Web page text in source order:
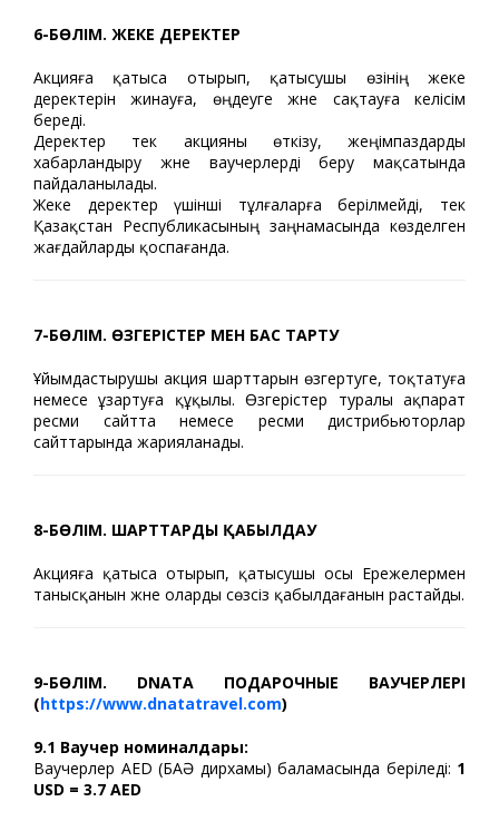
6-БӨЛІМ. ЖЕКЕ ДЕРЕКТЕР
Акцияға қатыса отырып, қатысушы өзінің жеке
деректерін жинауға, өңдеуге және сақтауға келісім
береді.
Деректер тек акцияны өткізу, жеңімпаздарды
хабарландыру және ваучерлерді беру мақсатында
пайдаланылады.
Жеке деректер үшінші тұлғаларға берілмейді, тек
Қазақстан Республикасының заңнамасында көзделген
жағдайларды қоспағанда.
7-БӨЛІМ. ӨЗГЕРІСТЕР МЕН БАС ТАРТУ
Ұйымдастырушы акция шарттарын өзгертуге, тоқтатуға
немесе ұзартуға құқылы. Өзгерістер туралы ақпарат
ресми сайтта немесе ресми дистрибьюторлар
сайттарында жарияланады.
8-БӨЛІМ. ШАРТТАРДЫ ҚАБЫЛДАУ
Акцияға қатыса отырып, қатысушы осы Ережелермен
танысқанын және оларды сөзсіз қабылдағанын растайды.
9-БӨЛІМ. DNATA ПОДАРОЧНЫЕ ВАУЧЕРЛЕРІ
(https://www.dnatatravel.com)
9.1 Ваучер номиналдары:
Ваучерлер AED (БАӘ дирхамы) баламасында беріледі: 1
USD = 3.7 AED